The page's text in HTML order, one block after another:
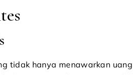
tidak hanya menawarkan uang